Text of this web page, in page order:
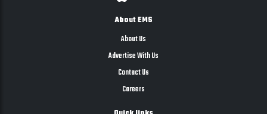
About EMS
About Us
Advertise With Us
Contact Us
Careers